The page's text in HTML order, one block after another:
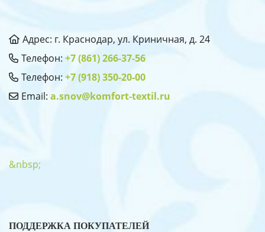
Адрес: г. Краснодар, ул. Криничная, д. 24
Телефон: +7 (861) 266-37-56
Телефон: +7 (918) 350-20-00
Email: a.snov@komfort-textil.ru
&nbsp;
ПОДДЕРЖКА ПОКУПАТЕЛЕЙ